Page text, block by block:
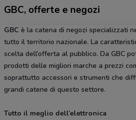
GBC, offerte e negozi
GBC è la catena di negozi specializzati
tutto il territorio nazionale. La
scelta dell’offerta al pubblico. Da GBC
prodotti delle migliori marche a prezzi
soprattutto accessori e strumenti che
grandi catene di questo settore.
Tutto il meglio dell’elettronica